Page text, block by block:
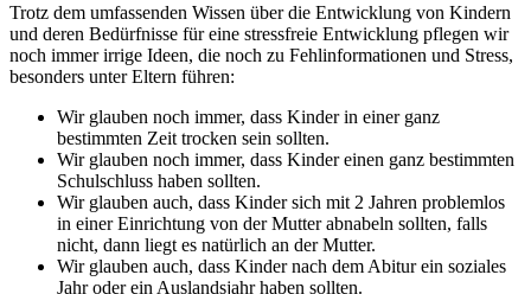
Trotz dem umfassenden Wissen über die Entwicklung von Kindern
und deren Bedürfnisse für eine stressfreie Entwicklung pflegen wir
noch immer irrige Ideen, die noch zu Fehlinformationen und Stress,
besonders unter Eltern führen:
Wir glauben noch immer, dass Kinder in einer ganz
bestimmten Zeit trocken sein sollten.
Wir glauben noch immer, dass Kinder einen ganz bestimmten
Schulschluss haben sollten.
Wir glauben auch, dass Kinder sich mit 2 Jahren problemlos
in einer Einrichtung von der Mutter abnabeln sollten, falls
nicht, dann liegt es natürlich an der Mutter.
Wir glauben auch, dass Kinder nach dem Abitur ein soziales
Jahr oder ein Auslandsjahr haben sollten.